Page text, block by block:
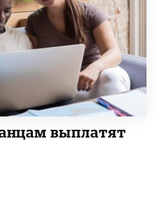
выплатят